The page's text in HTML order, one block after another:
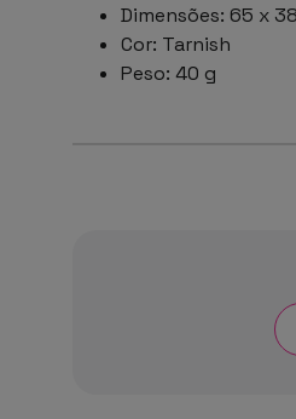
Dimensões: 65 x
Cor: Tarnish
Peso: 40 g